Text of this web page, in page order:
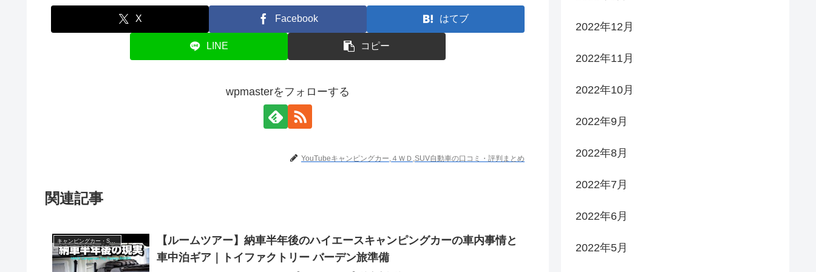
X Facebook はてブ
LINE コピー
wpmasterをフォローする
YouTubeキャンピングカー,４ＷＤ,SUV自動車の口コミ・評判まとめ
関連記事
キャンピングカー・SUV人気車種
【ルームツアー】納車半年後のハイエースキャンピングカーの車内事情と
車中泊ギア｜トイファクトリー バーデン旅準備
2022年12月
2022年11月
2022年10月
2022年9月
2022年8月
2022年7月
2022年6月
2022年5月